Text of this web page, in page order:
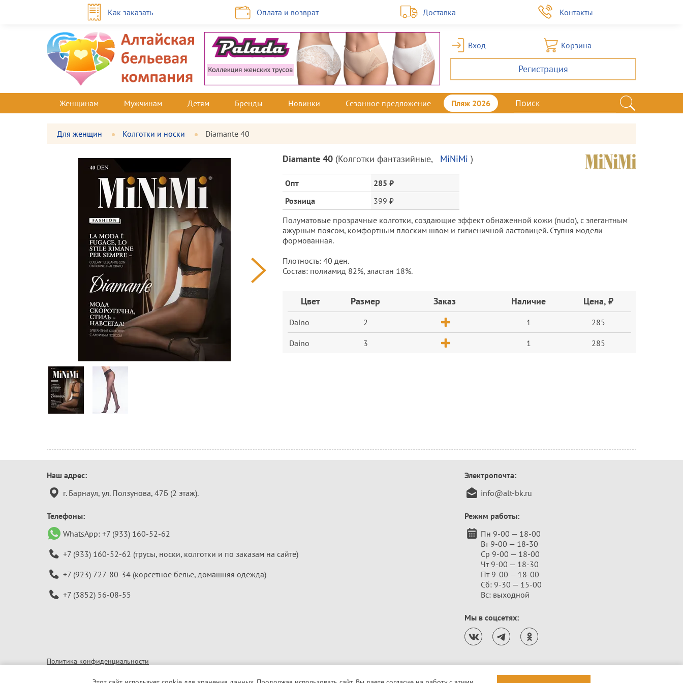
Как заказать Оплата и возврат Доставка Контакты
Вход Корзина
Регистрация
Женщинам Мужчинам Детям Бренды Новинки Сезонное предложение Пляж 2026
Для женщин Колготки и носки Diamante 40
Фотографии
товара
Большая
фотография
Описание
и
цена
Diamante 40 (Колготки фантазийные, MiNiMi )
Опт
285 ₽
Розница
399 ₽
Полуматовые прозрачные колготки, создающие эффект обнаженной кожи (nudo), с элегантным
ажурным поясом, комфортным плоским швом и гигиеничной ластовицей. Ступня модели
формованная.
Плотность: 40 ден.
Состав: полиамид 82%, эластан 18%.
ЗаказЦвет Размер Заказ Наличие Цена, ₽
Daino 2 1 285
Daino 3 1 285
Контактная
информация
Наш адрес:
г. Барнаул, ул. Ползунова, 47Б (2 этаж).
Телефоны:
WhatsApp: +7 (933) 160-52-62
+7 (933) 160-52-62 (трусы, носки, колготки и по заказам на сайте)
+7 (923) 727-80-34 (корсетное белье, домашняя одежда)
+7 (3852) 56-08-55
Электропочта:
info@alt-bk.ru
Режим работы:
Пн 9-00 — 18-00
Вт 9-00 — 18-30
Ср 9-00 — 18-00
Чт 9-00 — 18-30
Пт 9-00 — 18-00
Сб: 9-30 — 15-00
Вс: выходной
Мы в соцсетях:
Политика конфиденциальности